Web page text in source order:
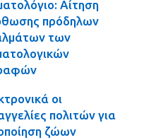
Αίτηση
πρόδηλων
των
οι
πολιτών για
ζώων